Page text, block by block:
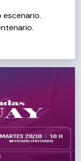
escenario.